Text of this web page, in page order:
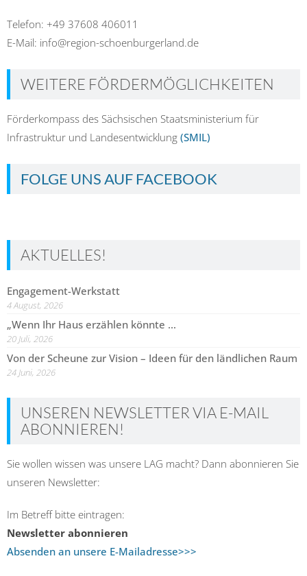
Telefon: +49 37608 406011
E-Mail: info@region-schoenburgerland.de
WEITERE FÖRDERMÖGLICHKEITEN
Förderkompass des Sächsischen Staatsministerium für
Infrastruktur und Landesentwicklung (SMIL)
FOLGE UNS AUF FACEBOOK
AKTUELLES!
Engagement-Werkstatt
4 August, 2026
„Wenn Ihr Haus erzählen könnte …
20 Juli, 2026
Von der Scheune zur Vision – Ideen für den ländlichen Raum
24 Juni, 2026
UNSEREN NEWSLETTER VIA E-MAIL
ABONNIEREN!
Sie wollen wissen was unsere LAG macht? Dann abonnieren Sie
unseren Newsletter:
Im Betreff bitte eintragen:
Newsletter abonnieren
Absenden an unsere E-Mailadresse>>>